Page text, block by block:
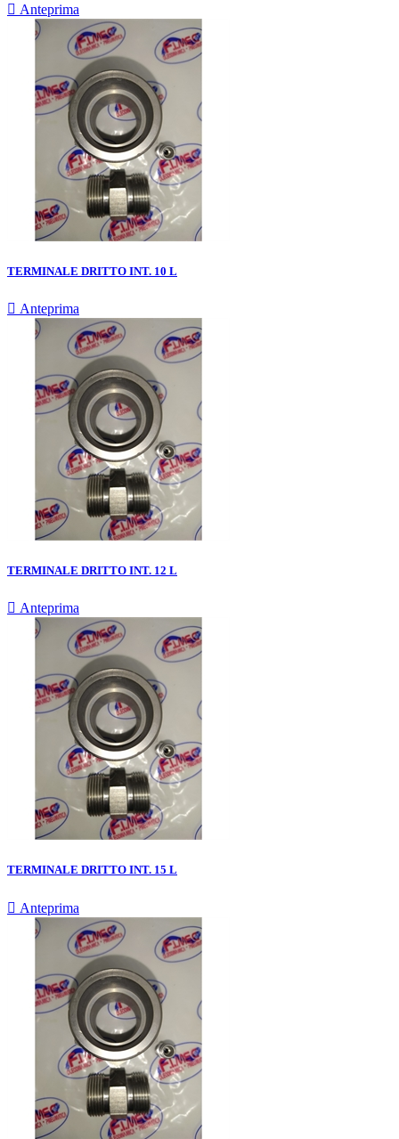
 Anteprima
TERMINALE DRITTO INT. 10 L
 Anteprima
TERMINALE DRITTO INT. 12 L
 Anteprima
TERMINALE DRITTO INT. 15 L
 Anteprima